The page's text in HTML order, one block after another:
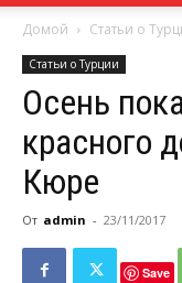
Домой Статьи о
Статьи о Турции
Осень
красного
Кюре
От admin - 23/11/2017
Save